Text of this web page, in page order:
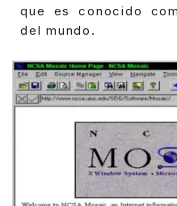
que es conocido
del mundo.